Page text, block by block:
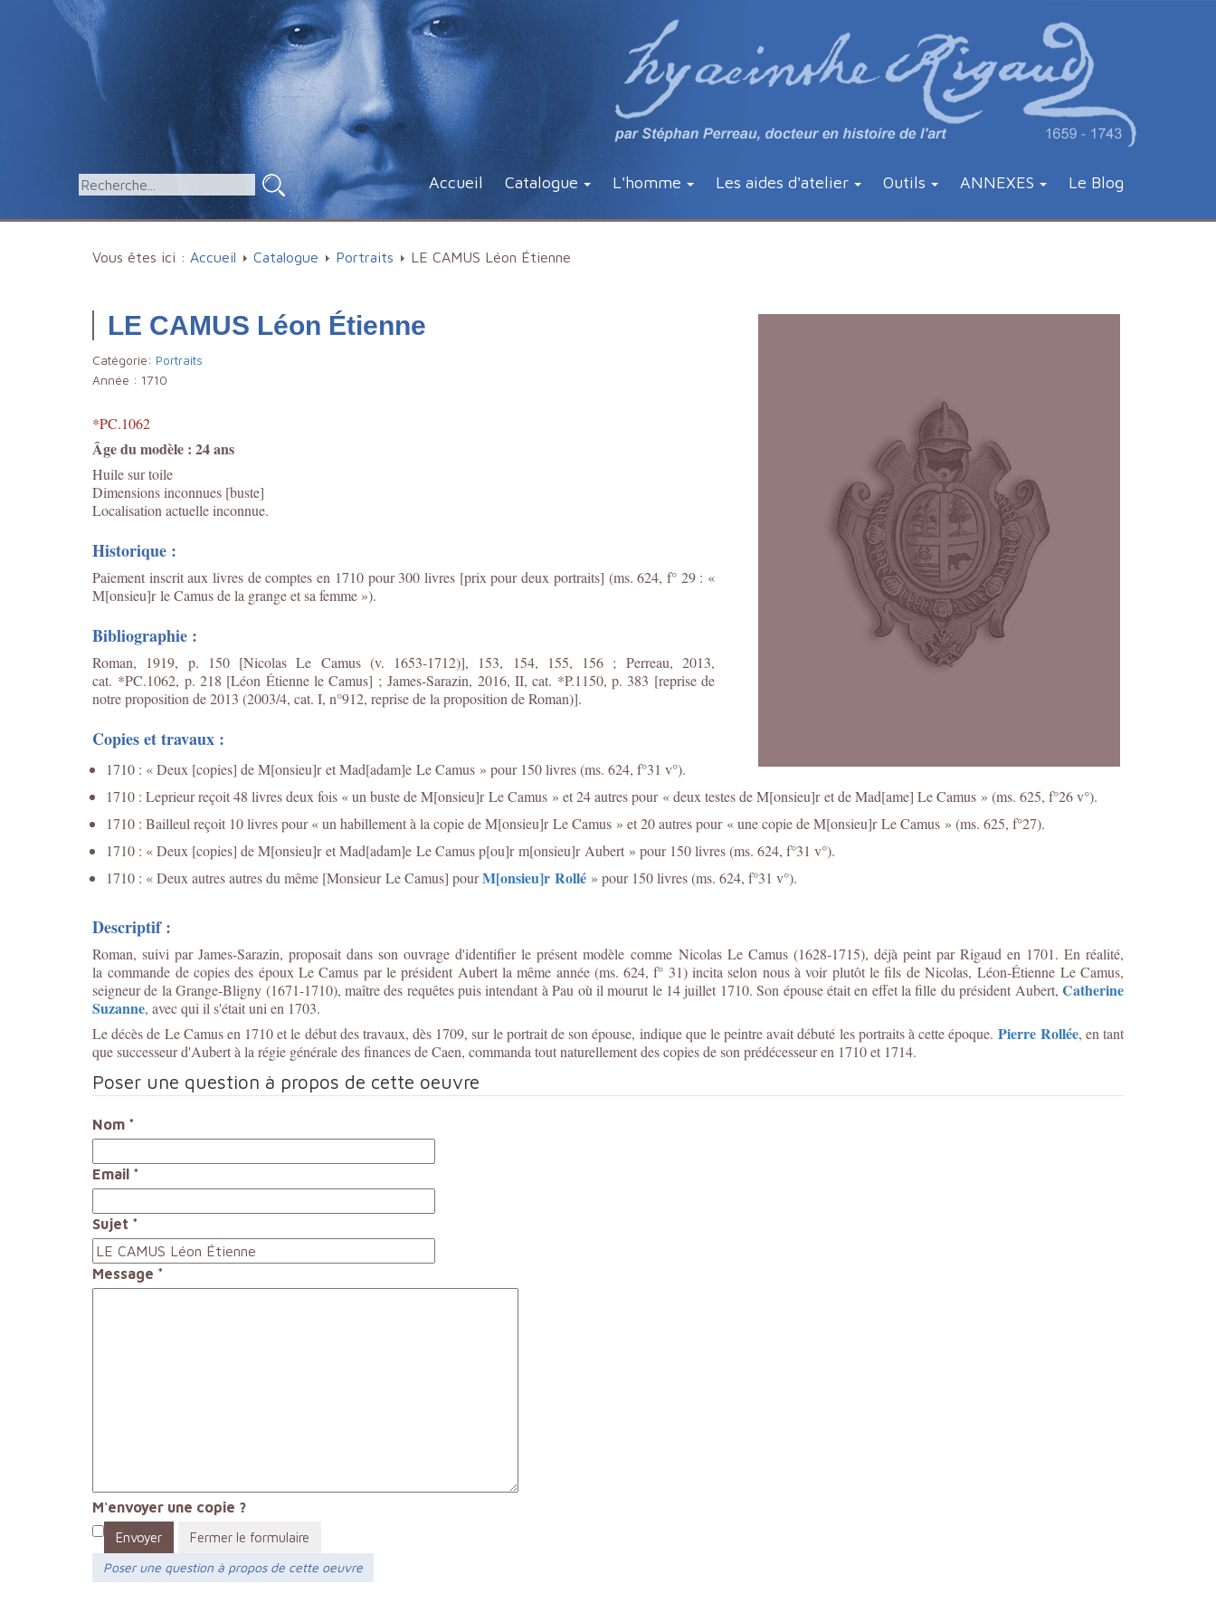
Accueil Catalogue L'homme Les aides d'atelier Outils ANNEXES Le Blog
Vous êtes ici : Accueil Catalogue Portraits LE CAMUS Léon Étienne
LE CAMUS Léon Étienne
Catégorie: Portraits
Année : 1710
*PC.1062
Âge du modèle : 24 ans
Huile sur toile
Dimensions inconnues [buste]
Localisation actuelle inconnue.
Historique :
Paiement inscrit aux livres de comptes en 1710 pour 300 livres [prix pour deux portraits] (ms. 624, f° 29 : «
M[onsieu]r le Camus de la grange et sa femme »).
Bibliographie :
Roman, 1919, p. 150 [Nicolas Le Camus (v. 1653-1712)], 153, 154, 155, 156 ; Perreau, 2013,
cat. *PC.1062, p. 218 [Léon Étienne le Camus] ; James-Sarazin, 2016, II, cat. *P.1150, p. 383 [reprise de
notre proposition de 2013 (2003/4, cat. I, n°912, reprise de la proposition de Roman)].
Copies et travaux :
1710 : « Deux [copies] de M[onsieu]r et Mad[adam]e Le Camus » pour 150 livres (ms. 624, f°31 v°).
1710 : Leprieur reçoit 48 livres deux fois « un buste de M[onsieu]r Le Camus » et 24 autres pour « deux testes de M[onsieu]r et de Mad[ame] Le Camus » (ms. 625, f°26 v°).
1710 : Bailleul reçoit 10 livres pour « un habillement à la copie de M[onsieu]r Le Camus » et 20 autres pour « une copie de M[onsieu]r Le Camus » (ms. 625, f°27).
1710 : « Deux [copies] de M[onsieu]r et Mad[adam]e Le Camus p[ou]r m[onsieu]r Aubert » pour 150 livres (ms. 624, f°31 v°).
1710 : « Deux autres autres du même [Monsieur Le Camus] pourM[onsieu]r Rollé » pour 150 livres (ms. 624, f°31 v°).
Descriptif :
Roman, suivi par James-Sarazin, proposait dans son ouvrage d'identifier le présent modèle comme Nicolas Le Camus (1628-1715), déjà peint par Rigaud en 1701. En réalité,
la commande de copies des époux Le Camus par le président Aubert la même année (ms. 624, f° 31) incita selon nous à voir plutôt le fils de Nicolas, Léon-Étienne Le Camus,
seigneur de la Grange-Bligny (1671-1710), maître des requêtes puis intendant à Pau où il mourut le 14 juillet 1710. Son épouse était en effet la fille du président Aubert, Catherine
Suzanne, avec qui il s'était uni en 1703.
Le décès de Le Camus en 1710 et le début des travaux, dès 1709, sur le portrait de son épouse, indique que le peintre avait débuté les portraits à cette époque.Pierre Rollée, en tant
que successeur d'Aubert à la régie générale des finances de Caen, commanda tout naturellement des copies de son prédécesseur en 1710 et 1714.
Poser une question à propos de cette oeuvre
Nom *
Email *
Sujet *
Message *
M'envoyer une copie ?
Envoyer
Fermer le formulaire
Poser une question à propos de cette oeuvre